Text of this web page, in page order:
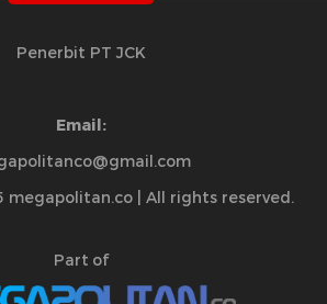
Penerbit PT JCK
Email:
megapolitan.co | All rights reserved.
Part of